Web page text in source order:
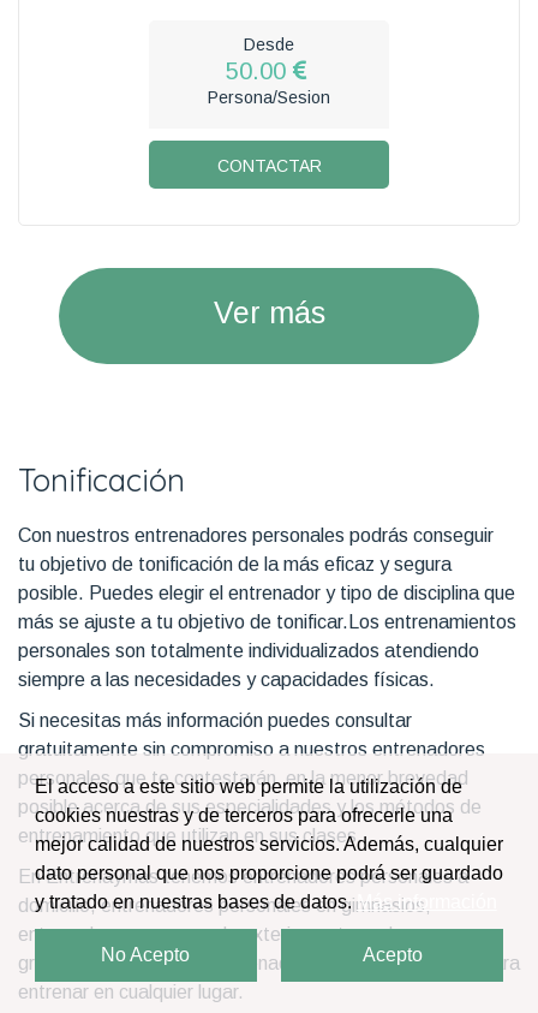
Desde
50.00
Persona/Sesion
CONTACTAR
Ver más
Tonificación
Con nuestros entrenadores personales podrás conseguir
tu objetivo de tonificación de la más eficaz y segura
posible. Puedes elegir el entrenador y tipo de disciplina que
más se ajuste a tu objetivo de tonificar.Los entrenamientos
personales son totalmente individualizados atendiendo
siempre a las necesidades y capacidades físicas.
Si necesitas más información puedes consultar
gratuitamente sin compromiso a nuestros entrenadores
personales que te contestarán en la menor brevedad
posible acerca de sus especialidades y los métodos de
entrenamiento que utilizan en sus clases.
En Entrenaymas tenemos entrenadores personales a
domicilio, entrenadores personales en gimnasios,
entrenadores en zonas de exterior, entrenadores para
grupos o puedes elegir entrenadores personales online para
entrenar en cualquier lugar.
El acceso a este sitio web permite la utilización de
cookies nuestras y de terceros para ofrecerle una
mejor calidad de nuestros servicios. Además, cualquier
dato personal que nos proporcione podrá ser guardado
y tratado en nuestras bases de datos.Más información
No Acepto Acepto